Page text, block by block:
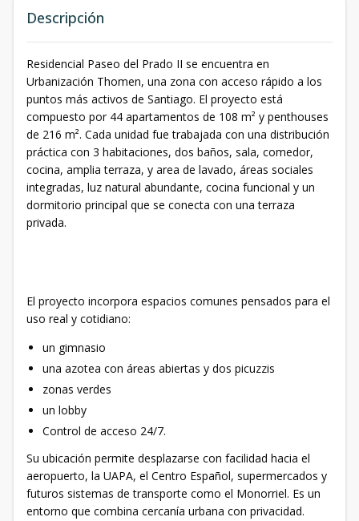
Descripción
Residencial Paseo del Prado II se encuentra en
Urbanización Thomen, una zona con acceso rápido a los
puntos más activos de Santiago. El proyecto está
compuesto por 44 apartamentos de 108 m² y penthouses
de 216 m². Cada unidad fue trabajada con una distribución
práctica con 3 habitaciones, dos baños, sala, comedor,
cocina, amplia terraza, y area de lavado, áreas sociales
integradas, luz natural abundante, cocina funcional y un
dormitorio principal que se conecta con una terraza
privada.
El proyecto incorpora espacios comunes pensados para el
uso real y cotidiano:
un gimnasio
una azotea con áreas abiertas y dos picuzzis
zonas verdes
un lobby
Control de acceso 24/7.
Su ubicación permite desplazarse con facilidad hacia el
aeropuerto, la UAPA, el Centro Español, supermercados y
futuros sistemas de transporte como el Monorriel. Es un
entorno que combina cercanía urbana con privacidad.